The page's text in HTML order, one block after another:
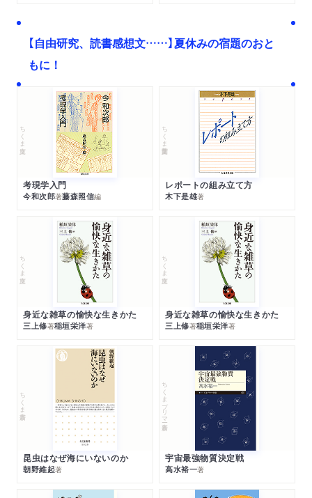
【自由研究、読書感想文……】夏休みの宿題のおと
もに！
ちくま文庫
考現学入門
今和次郎著藤森照信編
ちくま学芸文庫
レポートの組み立て方
木下是雄著
ちくま文庫
身近な雑草の愉快な生きかた
三上修著稲垣栄洋著
ちくま文庫
身近な雑草の愉快な生きかた
三上修著稲垣栄洋著
ちくま新書
昆虫はなぜ海にいないのか
朝野維起著
ちくまプリマー新書
宇宙最強物質決定戦
高水裕一著